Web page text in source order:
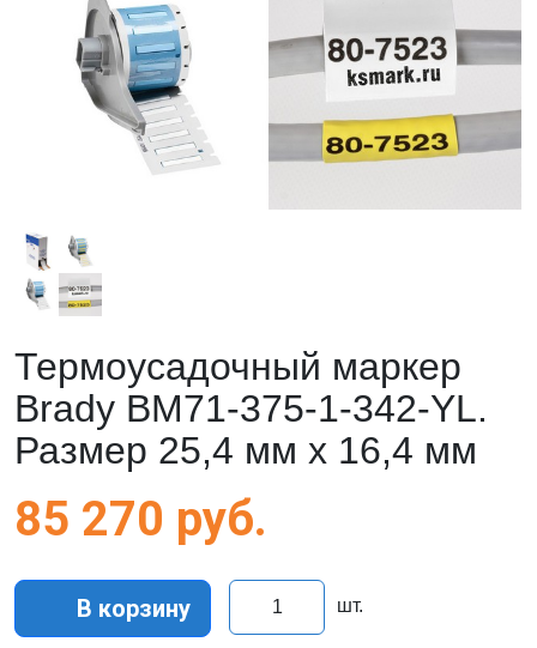
Термоусадочный маркер
Brady BM71-375-1-342-YL.
Размер 25,4 мм х 16,4 мм
85 270 руб.
В корзину шт.